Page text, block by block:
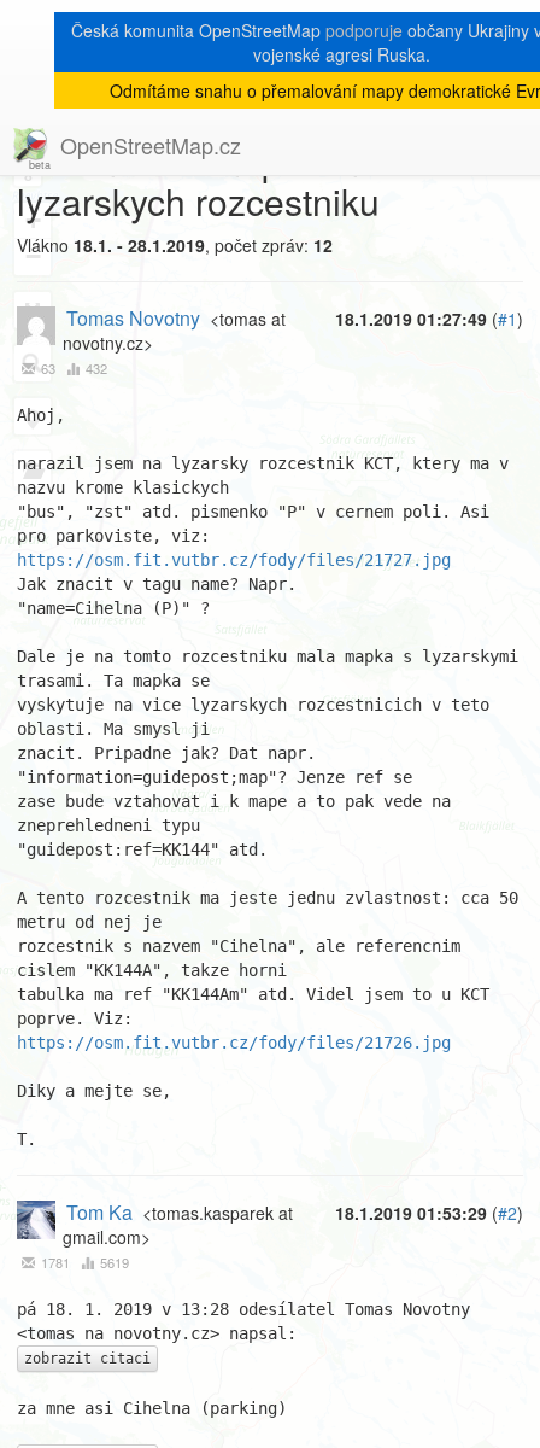
Česká komunita OpenStreetMap podporujeobčany Ukrajiny
vojenské agresi Ruska.
Odmítáme snahu o přemalování mapy demokratické
OpenStreetMap.cz
8
+
−
« zpět na výpis měsíce|
[Talk-cz]
Drobnosti k mapovani
lyzarskych rozcestniku
Vlákno 18.1. - 28.1.2019, počet zpráv: 12
18.1.2019 01:27:49 (#1)
Tomas Novotny <tomas at
novotny.cz>
63 432
Ahoj,
narazil jsem na lyzarsky rozcestnik KCT, ktery ma v
nazvu krome klasickych
"bus", "zst" atd. pismenko "P" v cernem poli. Asi
https://osm.fit.vutbr.cz/fody/files/21727.jpg
Jak znacit v tagu name? Napr.
"name=Cihelna (P)" ?
Dale je na tomto rozcestniku mala mapka s lyzarskymi
trasami. Ta mapka se
vyskytuje na vice lyzarskych rozcestnicich v teto
oblasti. Ma smysl ji
znacit. Pripadne jak? Dat napr.
"information=guidepost;map"? Jenze ref se
zase bude vztahovat i k mape a to pak vede na
zneprehledneni typu
"guidepost:ref=KK144" atd.
A tento rozcestnik ma jeste jednu zvlastnost: cca 50
metru od nej je
rozcestnik s nazvem "Cihelna", ale referencnim
cislem "KK144A", takze horni
tabulka ma ref "KK144Am" atd. Videl jsem to u KCT
https://osm.fit.vutbr.cz/fody/files/21726.jpg
Diky a mejte se,
T.
18.1.2019 01:53:29 (#2)
Tom Ka <tomas.kasparek at
gmail.com>
1781 5619
pá 18. 1. 2019 v 13:28 odesílatel Tomas Novotny
zobrazit citaci
za mne asi Cihelna (parking)